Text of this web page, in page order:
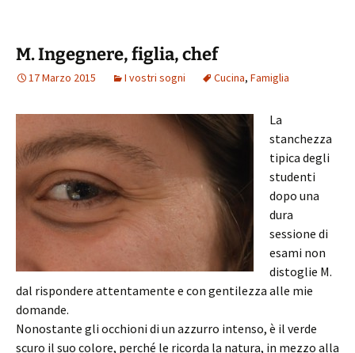
M. Ingegnere, figlia, chef
17 Marzo 2015 I vostri sogni Cucina, Famiglia
La
stanchezza
tipica degli
studenti
dopo una
dura
sessione di
esami non
distoglie M.
dal rispondere attentamente e con gentilezza alle mie
domande.
Nonostante gli occhioni di un azzurro intenso, è il verde
scuro il suo colore, perché le ricorda la natura, in mezzo alla